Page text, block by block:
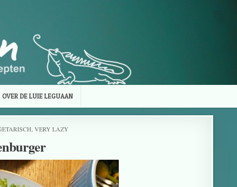
OVER DE LUIE LEGUAAN
,VERY LAZY